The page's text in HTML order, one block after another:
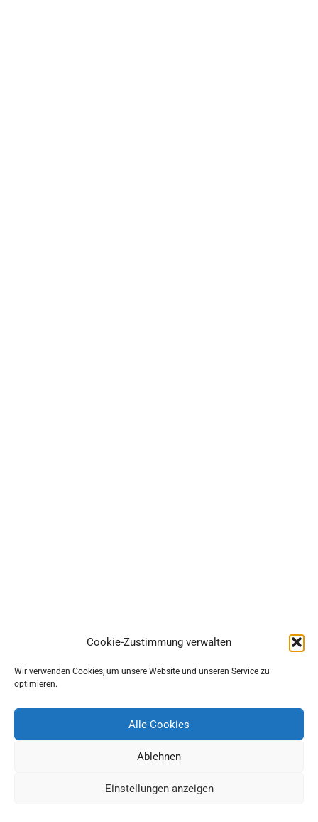
Cookie-Zustimmung verwalten
Wir verwenden Cookies, um unsere Website und unseren Service zu
optimieren.
Alle Cookies
Ablehnen
Einstellungen anzeigen